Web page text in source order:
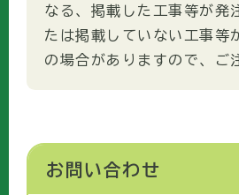
なる、掲載した工事等が発
たは掲載していない工事等
の場合がありますので、ご
お問い合わせ